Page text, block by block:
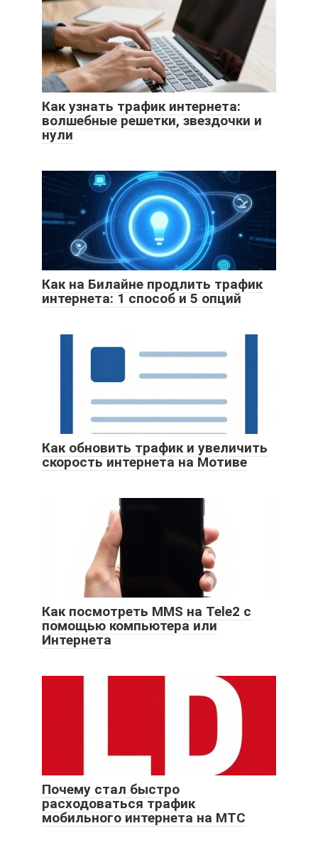
Как узнать трафик интернета:
волшебные решетки, звездочки и
нули
Как на Билайне продлить трафик
интернета: 1 способ и 5 опций
Как обновить трафик и увеличить
скорость интернета на Мотиве
Как посмотреть MMS на Tele2 с
помощью компьютера или
Интернета
Почему стал быстро
расходоваться трафик
мобильного интернета на МТС